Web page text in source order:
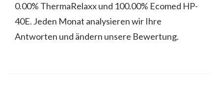
0.00% ThermaRelaxx und 100.00% Ecomed HP-
40E. Jeden Monat analysieren wir Ihre
Antworten und ändern unsere Bewertung.